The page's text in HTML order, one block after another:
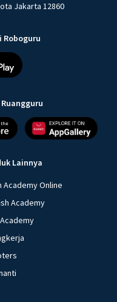
Jakarta 12860
Roboguru
Ruangguru
Lainnya
Academy Online
Academy